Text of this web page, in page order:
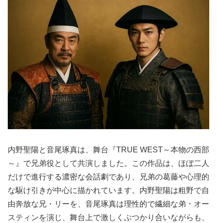
内野聖陽と音尾琢真は、舞台『TRUE WEST～本物の西部
～』で兄弟役として共演しました。この作品は、ほぼ二人
だけで進行する濃密な会話劇であり、兄弟の葛藤や心理的
な駆け引きが中心に描かれています。内野聖陽は粗野で自
由奔放な兄・リーを、音尾琢真は理性的で繊細な弟・オー
スティンを演じ、舞台上で激しくぶつかり合いながらも、